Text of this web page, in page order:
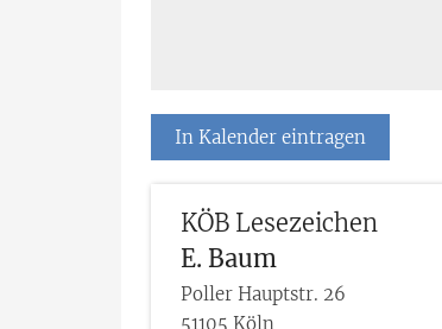
In Kalender eintragen
KÖB Lesezeichen
E. Baum
Poller Hauptstr. 26
51105 Köln